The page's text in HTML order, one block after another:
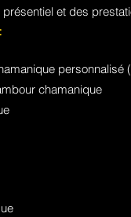
et des
:
personnalisé
chamanique